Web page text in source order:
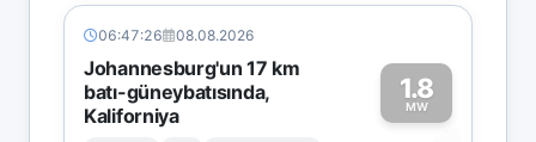
06:47:26 08.08.2026
Johannesburg'un 17 km
batı-güneybatısında,
Kaliforniya
1.8
MW